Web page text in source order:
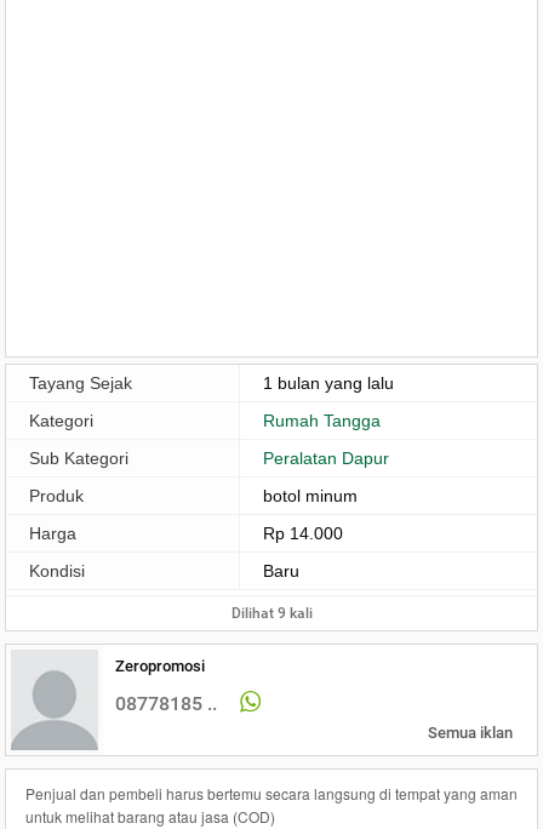
Tayang Sejak
1 bulan yang lalu
Kategori
Rumah Tangga
Sub Kategori
Peralatan Dapur
Produk
botol minum
Harga
Rp 14.000
Kondisi
Baru
Dilihat 9 kali
Zeropromosi
08778185 ..
Semua iklan
Penjual dan pembeli harus bertemu secara langsung di tempat yang aman
untuk melihat barang atau jasa (COD)